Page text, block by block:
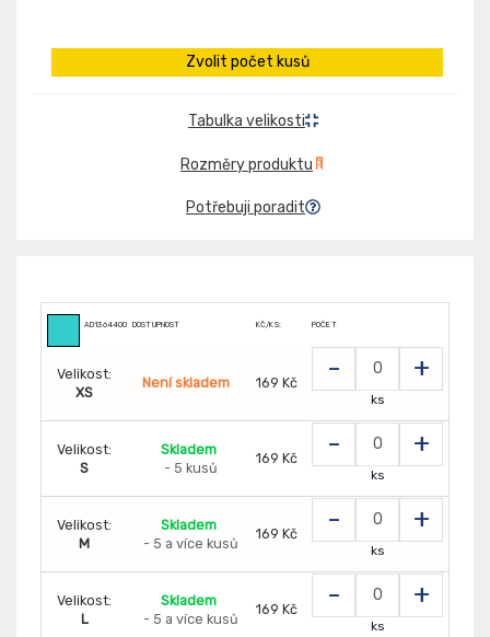
Zvolit počet kusů
Tabulka velikosti
Rozměry produktu
Potřebuji poradit
AD1364400 DOSTUPNOST KČ/KS: POČET
Velikost:
XS
Není skladem 169 Kč - +
ks
Velikost:
S
Skladem
- 5 kusů
169 Kč - +
ks
Velikost:
M
Skladem
- 5 a více kusů
169 Kč - +
ks
Velikost:
L
Skladem
- 5 a více kusů
169 Kč - +
ks